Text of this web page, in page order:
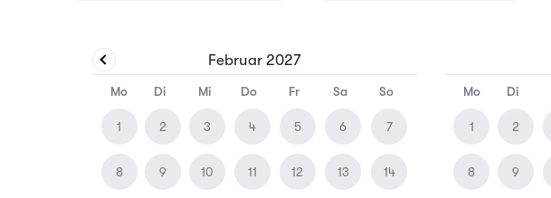
Februar 2027
Mo Di Mi Do Fr Sa So
1 2 3 4 5 6 7
8 9 10 11 12 13 14
Mo Di
1 2
8 9